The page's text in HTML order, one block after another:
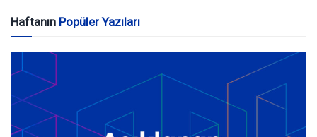
Haftanın Popüler Yazıları